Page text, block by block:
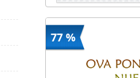
77 %